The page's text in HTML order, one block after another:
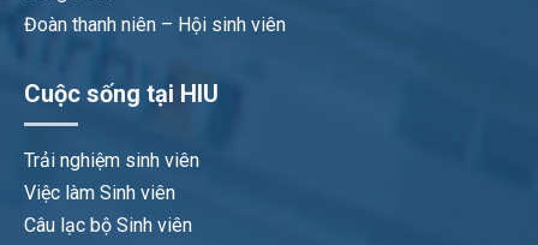
Đoàn thanh niên – Hội sinh viên
Cuộc sống tại HIU
Trải nghiệm sinh viên
Việc làm Sinh viên
Câu lạc bộ Sinh viên